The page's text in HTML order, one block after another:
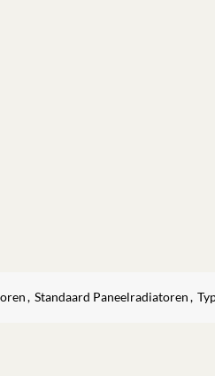
, Standaard Paneelradiatoren ,